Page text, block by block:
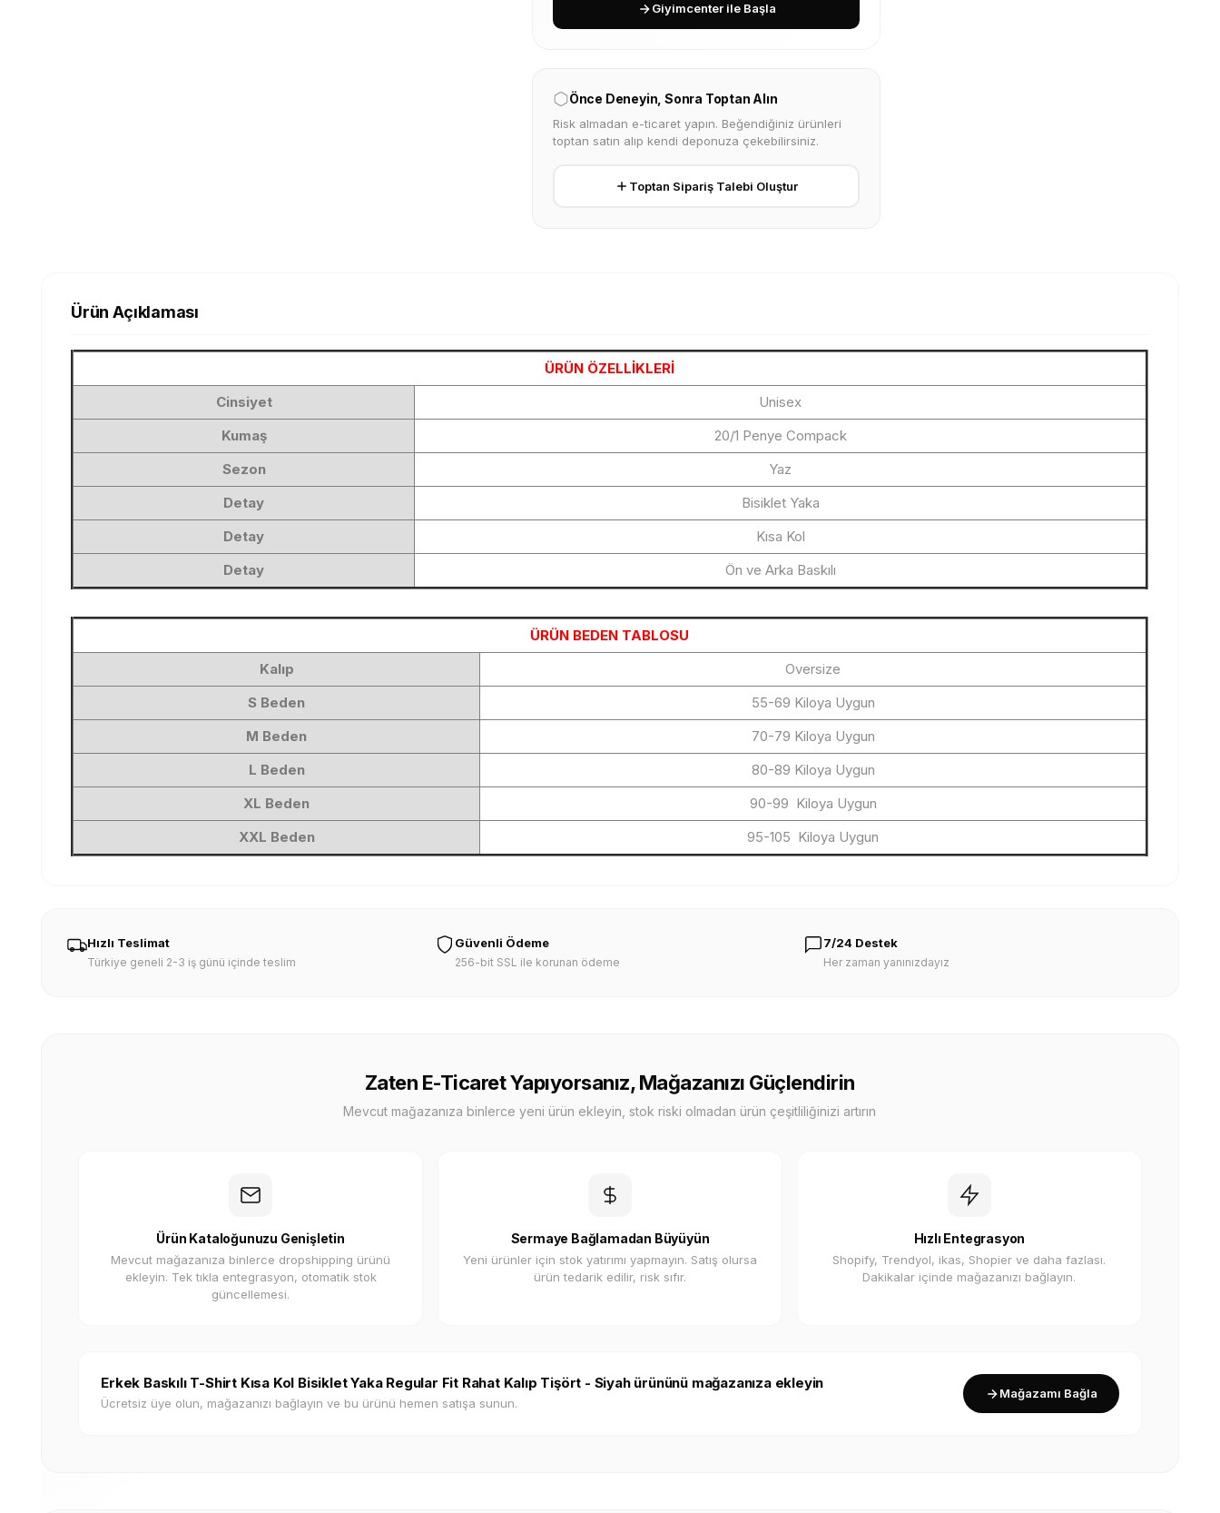
Giyimcenter ile Başla
Önce Deneyin, Sonra Toptan Alın
Risk almadan e-ticaret yapın. Beğendiğiniz ürünleri
toptan satın alıp kendi deponuza çekebilirsiniz.
Toptan Sipariş Talebi Oluştur
Ürün Açıklaması
ÜRÜN ÖZELLİKLERİ
Cinsiyet
Unisex
Kumaş
20/1 Penye Compack
Sezon
Yaz
Detay
Bisiklet Yaka
Detay
Kısa Kol
Detay
Ön ve Arka Baskılı
ÜRÜN BEDEN TABLOSU
Kalıp
Oversize
S Beden
55-69 Kiloya Uygun
M Beden
70-79 Kiloya Uygun
L Beden
80-89 Kiloya Uygun
XL Beden
90-99 Kiloya Uygun
XXL Beden
95-105 Kiloya Uygun
Hızlı Teslimat
Türkiye geneli 2-3 iş günü içinde teslim
Güvenli Ödeme
256-bit SSL ile korunan ödeme
7/24 Destek
Her zaman yanınızdayız
Zaten E-Ticaret Yapıyorsanız, Mağazanızı Güçlendirin
Mevcut mağazanıza binlerce yeni ürün ekleyin, stok riski olmadan ürün çeşitliliğinizi artırın
Ürün Kataloğunuzu Genişletin
Mevcut mağazanıza binlerce dropshipping ürünü
ekleyin. Tek tıkla entegrasyon, otomatik stok
güncellemesi.
Sermaye Bağlamadan Büyüyün
Yeni ürünler için stok yatırımı yapmayın. Satış olursa
ürün tedarik edilir, risk sıfır.
Hızlı Entegrasyon
Shopify, Trendyol, ikas, Shopier ve daha fazlası.
Dakikalar içinde mağazanızı bağlayın.
Erkek Baskılı T-Shirt Kısa Kol Bisiklet Yaka Regular Fit Rahat Kalıp Tişört - Siyah ürününü mağazanıza ekleyin
Ücretsiz üye olun, mağazanızı bağlayın ve bu ürünü hemen satışa sunun.
Mağazamı Bağla